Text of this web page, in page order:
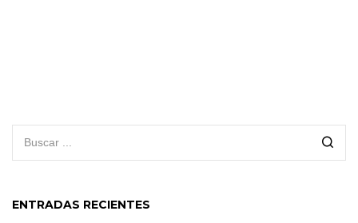
ENTRADAS RECIENTES